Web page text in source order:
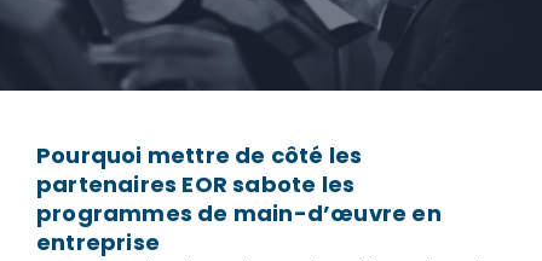
Pourquoi mettre de côté les
partenaires EOR sabote les
programmes de main-d’œuvre en
entreprise